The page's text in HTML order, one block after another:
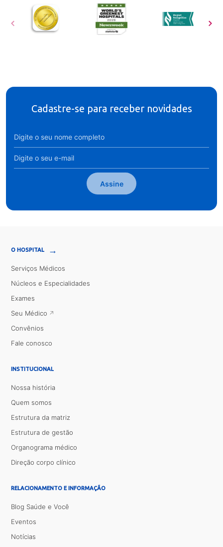
Cadastre-se para receber novidades
Assine
O HOSPITAL →
Serviços Médicos
Núcleos e Especialidades
Exames
Seu Médico
Convênios
Fale conosco
INSTITUCIONAL
Nossa história
Quem somos
Estrutura da matriz
Estrutura de gestão
Organograma médico
Direção corpo clínico
RELACIONAMENTO E INFORMAÇÃO
Blog Saúde e Você
Eventos
Notícias